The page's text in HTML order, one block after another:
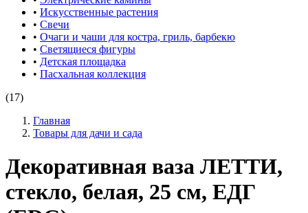
• Искусственные растения
• Свечи
• Очаги и чаши для костра, гриль, барбекю
• Светящиеся фигуры
• Детская площадка
• Пасхальная коллекция
(17)
Главная
Товары для дачи и сада
Декоративная ваза ЛЕТТИ,
стекло, белая, 25 см, ЕДГ